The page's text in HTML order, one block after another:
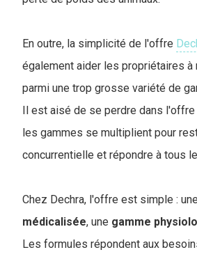
En outre, la simplicité de l'offre
également aider les propriétaires à
parmi une trop grosse variété de
Il est aisé de se perdre dans l'offre
les gammes se multiplient pour
concurrentielle et répondre à tous
Chez Dechra, l'offre est simple : une
médicalisée, une gamme
Les formules répondent aux